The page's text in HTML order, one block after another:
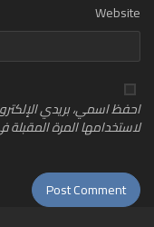
Website
احفظ اسمي، بريدي
لاستخدامها المرة المقبلة